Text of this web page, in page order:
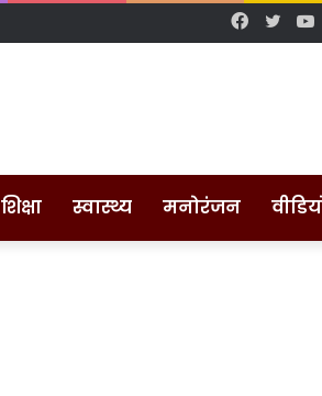
शिक्षा स्वास्थ्य मनोरंजन